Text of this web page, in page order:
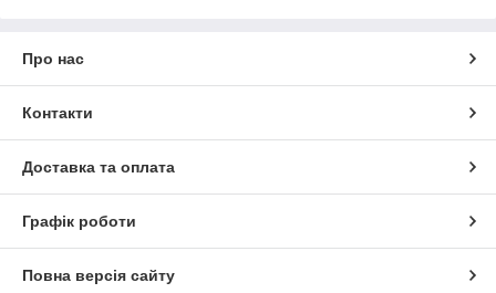
Про нас
Контакти
Доставка та оплата
Графік роботи
Повна версія сайту